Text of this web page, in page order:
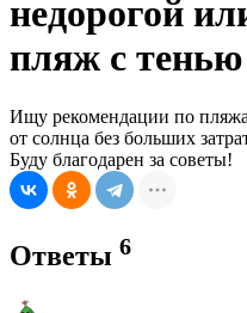
недорогой
пляж с
Ищу рекомендации по
от солнца без больших
Буду благодарен за советы!
Ответы 6